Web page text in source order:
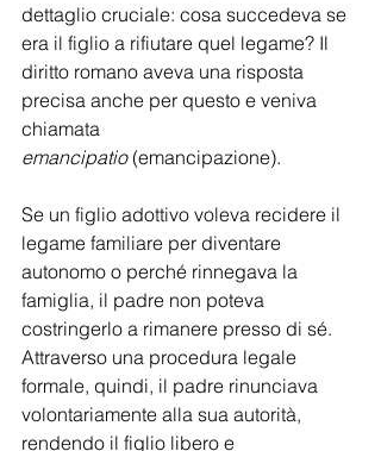
dettaglio cruciale: cosa succedeva se
era il figlio a rifiutare quel legame? Il
diritto romano aveva una risposta
precisa anche per questo e veniva
chiamata
emancipatio (emancipazione).
Se un figlio adottivo voleva recidere il
legame familiare per diventare
autonomo o perché rinnegava la
famiglia, il padre non poteva
costringerlo a rimanere presso di sé.
Attraverso una procedura legale
formale, quindi, il padre rinunciava
volontariamente alla sua autorità,
rendendo il figlio libero e